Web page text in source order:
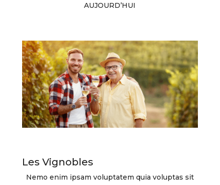
AUJOURD’HUI
Les Vignobles
Nemo enim ipsam voluptatem quia voluptas sit